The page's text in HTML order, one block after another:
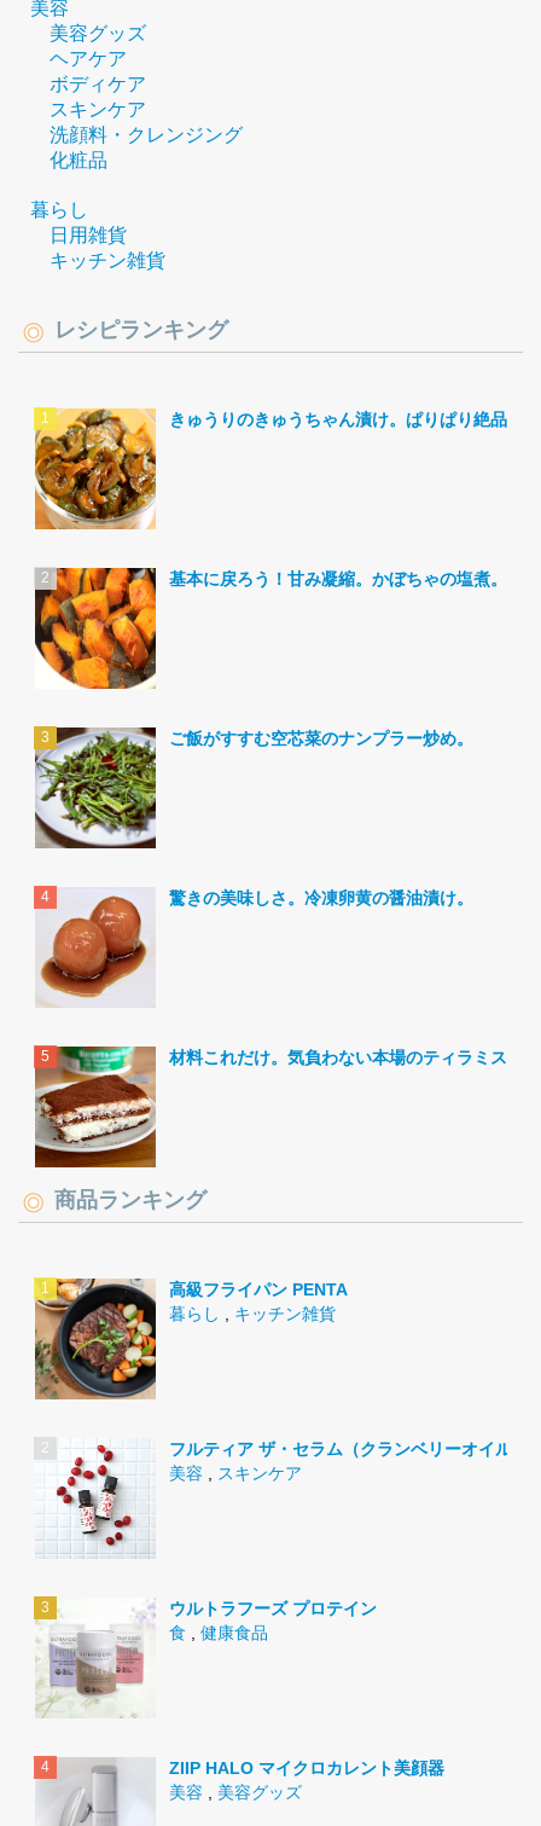
美容
美容グッズ
ヘアケア
ボディケア
スキンケア
洗顔料・クレンジング
化粧品
暮らし
日用雑貨
キッチン雑貨
レシピランキング
きゅうりのきゅうちゃん漬け。ぱりぱり絶品。
基本に戻ろう！甘み凝縮。かぼちゃの塩煮。
ご飯がすすむ空芯菜のナンプラー炒め。
驚きの美味しさ。冷凍卵黄の醤油漬け。
材料これだけ。気負わない本場のティラミス。
商品ランキング
高級フライパン PENTA
暮らし
キッチン雑貨
フルティア ザ・セラム（クランベリーオイル）
美容
スキンケア
ウルトラフーズ プロテイン
食
健康食品
ZIIP HALO マイクロカレント美顔器
美容
美容グッズ